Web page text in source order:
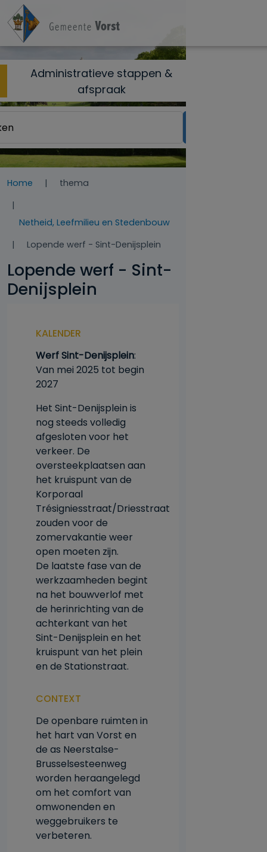
Overslaan en naar de inhoud gaan
Administratieve stappen &
afspraak
Home thema
Netheid, Leefmilieu en Stedenbouw
Lopende werf - Sint-Denijsplein
Lopende werf - Sint-
Denijsplein
KALENDER
Werf Sint-Denijsplein:
Van mei 2025 tot begin
2027
Het Sint-Denijsplein is
nog steeds volledig
afgesloten voor het
verkeer. De
oversteekplaatsen aan
het kruispunt van de
Korporaal
Trésigniesstraat/Driesstraat
zouden voor de
zomervakantie weer
open moeten zijn.
De laatste fase van de
werkzaamheden begint
na het bouwverlof met
de herinrichting van de
achterkant van het
Sint-Denijsplein en het
kruispunt van het plein
en de Stationstraat.
CONTEXT
De openbare ruimten in
het hart van Vorst en
de as Neerstalse-
Brusselsesteenweg
worden heraangelegd
om het comfort van
omwonenden en
weggebruikers te
verbeteren.